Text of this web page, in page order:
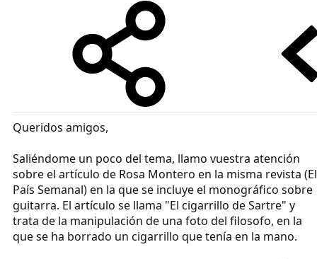
Queridos amigos,
Saliéndome un poco del tema, llamo vuestra atención
sobre el artículo de Rosa Montero en la misma revista (El
País Semanal) en la que se incluye el monográfico sobre
guitarra. El artículo se llama "El cigarrillo de Sartre" y
trata de la manipulación de una foto del filosofo, en la
que se ha borrado un cigarrillo que tenía en la mano.